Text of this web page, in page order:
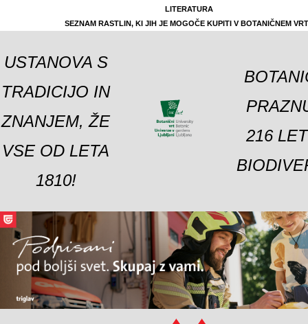
LITERATURA
SEZNAM RASTLIN, KI JIH JE MOGOČE KUPITI V BOTANIČNEM
USTANOVA S
TRADICIJO IN
ZNANJEM, ŽE
VSE OD LETA
1810!
216